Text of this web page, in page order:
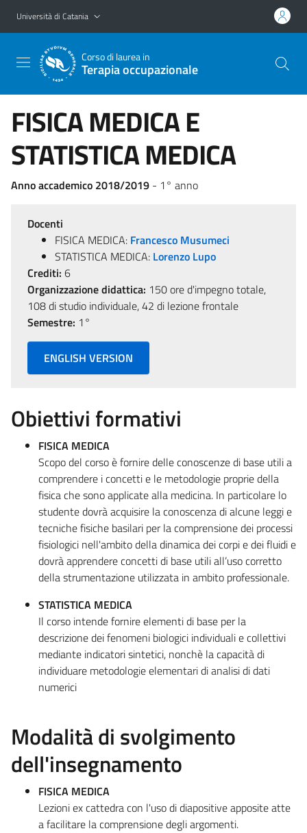
Vai al contenuto principale
Vai al menu di navigazione
Università di Catania
Corso di laurea in
Terapia occupazionale
FISICA MEDICA E
STATISTICA MEDICA
Anno accademico 2018/2019 - 1° anno
Docenti
FISICA MEDICA: Francesco Musumeci
STATISTICA MEDICA: Lorenzo Lupo
Crediti: 6
Organizzazione didattica: 150 ore d'impegno totale,
108 di studio individuale, 42 di lezione frontale
Semestre: 1°
ENGLISH VERSION
Obiettivi formativi
FISICA MEDICA
Scopo del corso è fornire delle conoscenze di base utili a
comprendere i concetti e le metodologie proprie della
fisica che sono applicate alla medicina. In particolare lo
studente dovrà acquisire la conoscenza di alcune leggi e
tecniche fisiche basilari per la comprensione dei processi
fisiologici nell'ambito della dinamica dei corpi e dei fluidi e
dovrà apprendere concetti di base utili all’uso corretto
della strumentazione utilizzata in ambito professionale.
STATISTICA MEDICA
Il corso intende fornire elementi di base per la
descrizione dei fenomeni biologici individuali e collettivi
mediante indicatori sintetici, nonchè la capacità di
individuare metodologie elementari di analisi di dati
numerici
Modalità di svolgimento
dell'insegnamento
FISICA MEDICA
Lezioni ex cattedra con l'uso di diapositive apposite atte
a facilitare la comprensione degli argomenti.